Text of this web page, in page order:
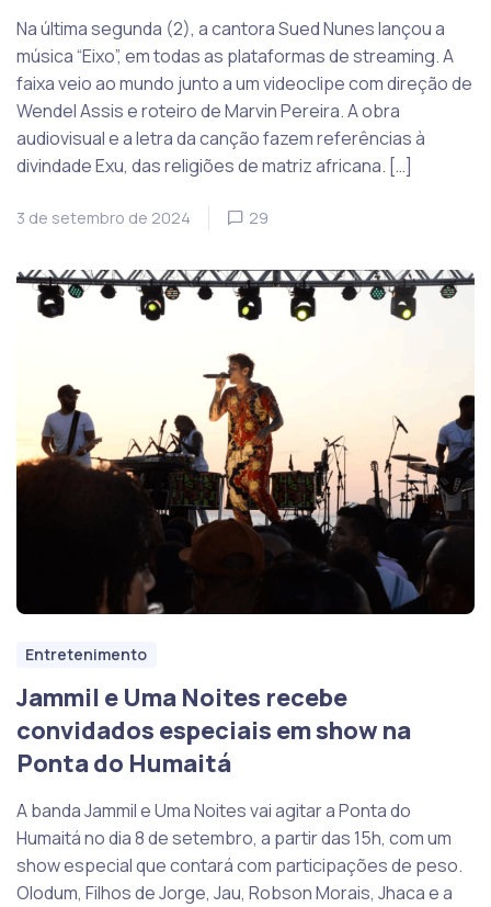
Na última segunda (2), a cantora Sued Nunes lançou a
música “Eixo”, em todas as plataformas de streaming. A
faixa veio ao mundo junto a um videoclipe com direção de
Wendel Assis e roteiro de Marvin Pereira. A obra
audiovisual e a letra da canção fazem referências à
divindade Exu, das religiões de matriz africana. […]
3 de setembro de 2024 29
Entretenimento
Jammil e Uma Noites recebe
convidados especiais em show na
Ponta do Humaitá
A banda Jammil e Uma Noites vai agitar a Ponta do
Humaitá no dia 8 de setembro, a partir das 15h, com um
show especial que contará com participações de peso.
Olodum, Filhos de Jorge, Jau, Robson Morais, Jhaca e a